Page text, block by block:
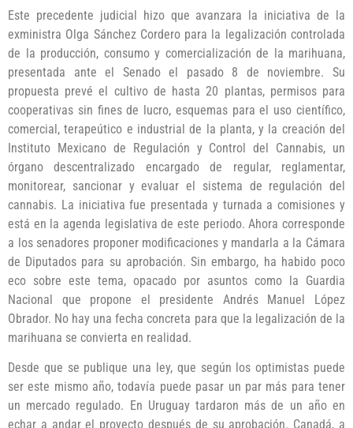
Este precedente judicial hizo que avanzara la iniciativa de la
exministra Olga Sánchez Cordero para la legalización controlada
de la producción, consumo y comercialización de la marihuana,
presentada ante el Senado el pasado 8 de noviembre. Su
propuesta prevé el cultivo de hasta 20 plantas, permisos para
cooperativas sin fines de lucro, esquemas para el uso científico,
comercial, terapeútico e industrial de la planta, y la creación del
Instituto Mexicano de Regulación y Control del Cannabis, un
órgano descentralizado encargado de regular, reglamentar,
monitorear, sancionar y evaluar el sistema de regulación del
cannabis. La iniciativa fue presentada y turnada a comisiones y
está en la agenda legislativa de este periodo. Ahora corresponde
a los senadores proponer modificaciones y mandarla a la Cámara
de Diputados para su aprobación. Sin embargo, ha habido poco
eco sobre este tema, opacado por asuntos como la Guardia
Nacional que propone el presidente Andrés Manuel López
Obrador. No hay una fecha concreta para que la legalización de la
marihuana se convierta en realidad.
Desde que se publique una ley, que según los optimistas puede
ser este mismo año, todavía puede pasar un par más para tener
un mercado regulado. En Uruguay tardaron más de un año en
echar a andar el proyecto después de su aprobación. Canadá, a